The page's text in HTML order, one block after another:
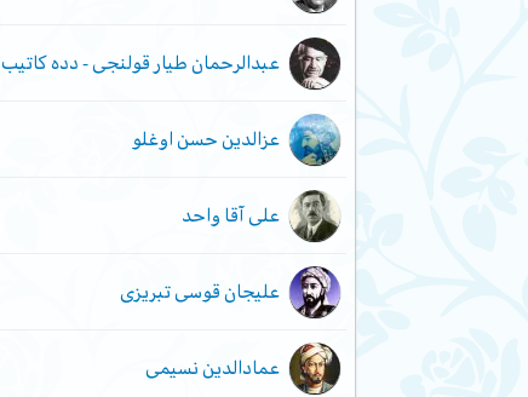
عبدالرحمان طیار قولنجی - دده کاتیب
عزالدین حسن اوغلو
علی آقا واحد
علیجان قوسی تبریزی
عمادالدین نسیمی